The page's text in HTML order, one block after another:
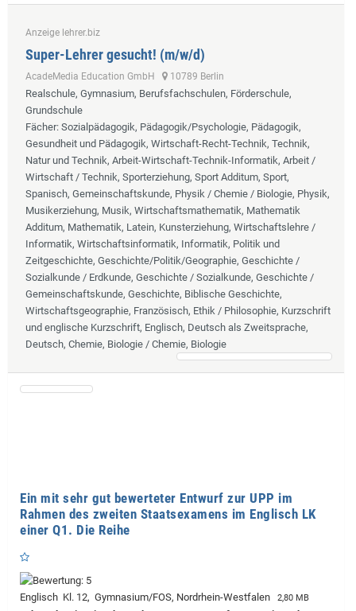
Anzeige lehrer.biz
Super-Lehrer gesucht! (m/w/d)
AcadeMedia Education GmbH 10789 Berlin
Realschule, Gymnasium, Berufsfachschulen, Förderschule,
Grundschule
Fächer: Sozialpädagogik, Pädagogik/Psychologie, Pädagogik,
Gesundheit und Pädagogik, Wirtschaft-Recht-Technik, Technik,
Natur und Technik, Arbeit-Wirtschaft-Technik-Informatik, Arbeit /
Wirtschaft / Technik, Sporterziehung, Sport Additum, Sport,
Spanisch, Gemeinschaftskunde, Physik / Chemie / Biologie, Physik,
Musikerziehung, Musik, Wirtschaftsmathematik, Mathematik
Additum, Mathematik, Latein, Kunsterziehung, Wirtschaftslehre /
Informatik, Wirtschaftsinformatik, Informatik, Politik und
Zeitgeschichte, Geschichte/Politik/Geographie, Geschichte /
Sozialkunde / Erdkunde, Geschichte / Sozialkunde, Geschichte /
Gemeinschaftskunde, Geschichte, Biblische Geschichte,
Wirtschaftsgeographie, Französisch, Ethik / Philosophie, Kurzschrift
und englische Kurzschrift, Englisch, Deutsch als Zweitsprache,
Deutsch, Chemie, Biologie / Chemie, Biologie
Ein mit sehr gut bewerteter Entwurf zur UPP im
Rahmen des zweiten Staatsexamens im Englisch LK
einer Q1. Die Reihe
Englisch Kl. 12, Gymnasium/FOS, Nordrhein-Westfalen 2,80 MB